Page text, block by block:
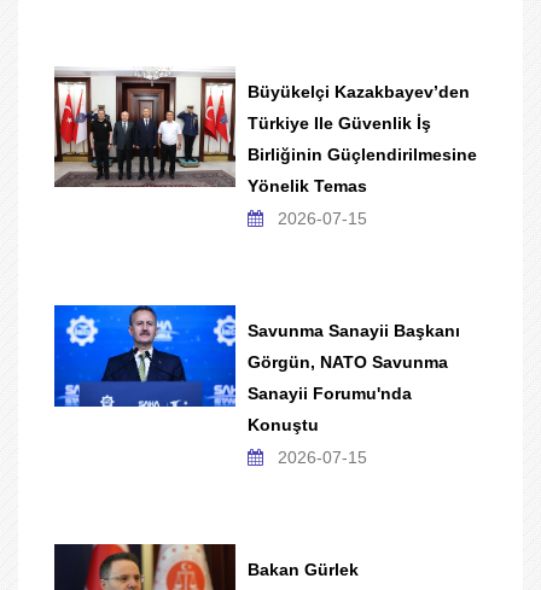
Büyükelçi Kazakbayev’den
Türkiye Ile Güvenlik İş
Birliğinin Güçlendirilmesine
Yönelik Temas
2026-07-15
Savunma Sanayii Başkanı
Görgün, NATO Savunma
Sanayii Forumu'nda
Konuştu
2026-07-15
Bakan Gürlek